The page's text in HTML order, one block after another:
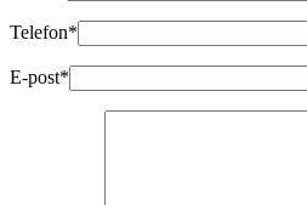
Telefon*
E-post*